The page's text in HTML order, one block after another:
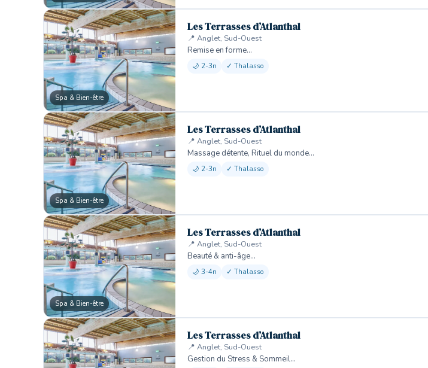
Spa & Bien-être
Les Terrasses d’Atlanthal
📍 Anglet, Sud-Ouest
Remise en forme…
🌙 2-3n ✓ Thalasso
Spa & Bien-être
Les Terrasses d’Atlanthal
📍 Anglet, Sud-Ouest
Massage détente, Rituel du monde…
🌙 2-3n ✓ Thalasso
Spa & Bien-être
Les Terrasses d’Atlanthal
📍 Anglet, Sud-Ouest
Beauté & anti-âge…
🌙 3-4n ✓ Thalasso
Les Terrasses d’Atlanthal
📍 Anglet, Sud-Ouest
Gestion du Stress & Sommeil…